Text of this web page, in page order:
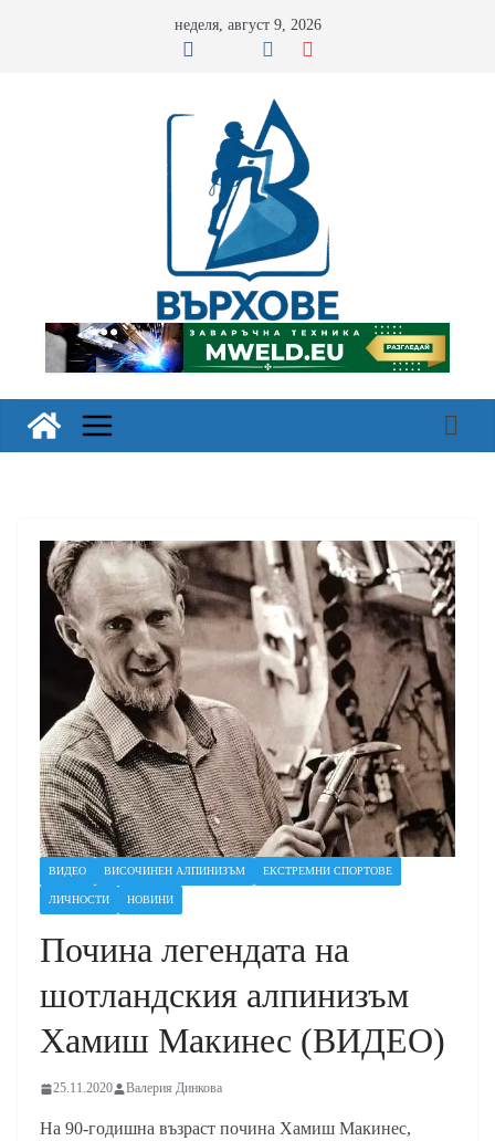
неделя, август 9, 2026
ВИДЕО ВИСОЧИНЕН АЛПИНИЗЪМ ЕКСТРЕМНИ СПОРТОВЕ
ЛИЧНОСТИ НОВИНИ
Почина легендата на
шотландския алпинизъм
Хамиш Макинес (ВИДЕО)
25.11.2020 Валерия Динкова
На 90-годишна възраст почина Хамиш Макинес,